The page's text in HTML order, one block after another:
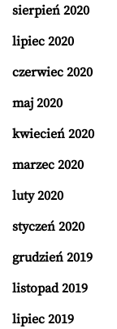
sierpień 2020
lipiec 2020
czerwiec 2020
maj 2020
kwiecień 2020
marzec 2020
luty 2020
styczeń 2020
grudzień 2019
listopad 2019
lipiec 2019